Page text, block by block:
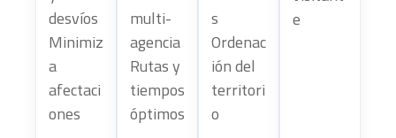
desvíos
Minimiz
a
afectaci
ones
multi-
agencia
Rutas y
tiempos
óptimos
s
Ordenac
ión del
territori
o
e